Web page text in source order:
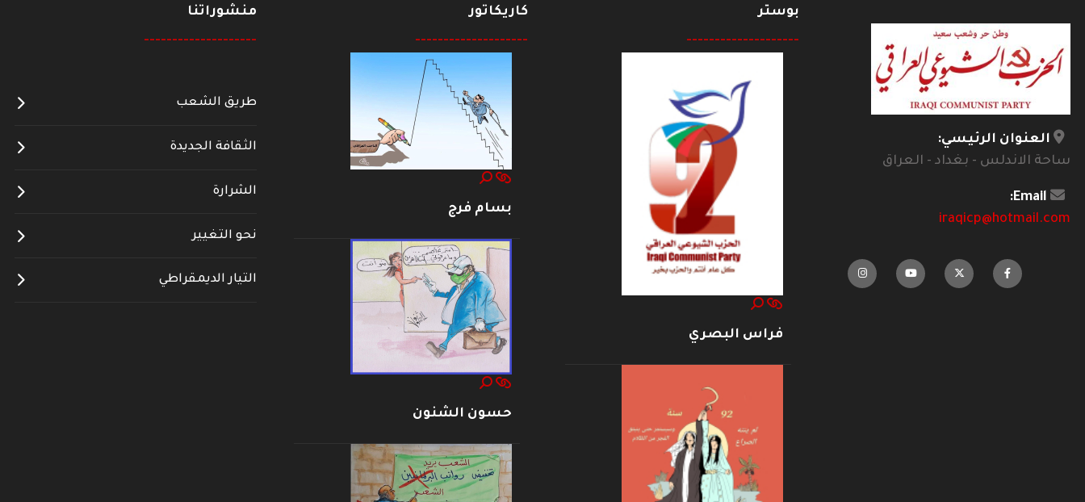
العنوان الرئيسي:
ساحة الاندلس - بغداد - العراق
Email:
iraqicp@hotmail.com
بوستر
--------------------
فراس البصري
كاريكاتور
--------------------
بسام فرج
حسون الشنون
منشوراتنا
--------------------
طريق الشعب
الثقافة الجديدة
الشرارة
نحو التغيير
التيار الديمقراطي